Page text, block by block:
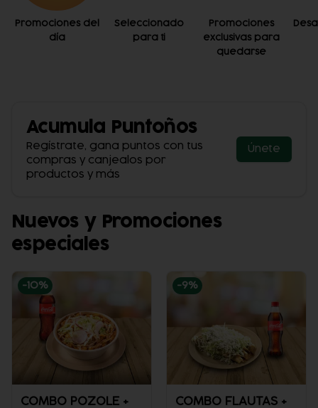
Promociones del
día
Seleccionado
para ti
Promociones
exclusivas para
quedarse
Acumula Puntoños
Regístrate, gana puntos con tus
compras y canjealos por
productos y más
Únete
Nuevos y Promociones
especiales
-10%
COMBO POZOLE +
-9%
COMBO FLAUTAS +